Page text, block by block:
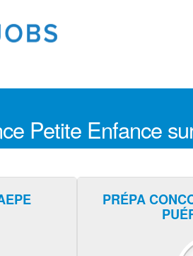
Petite Enfance
PRÉPA